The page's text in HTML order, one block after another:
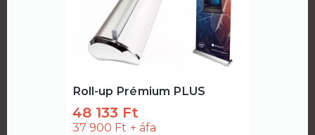
Roll-up Prémium PLUS
48 133 Ft
37 900 Ft